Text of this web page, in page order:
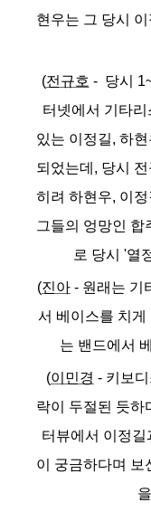
현우는 그 당시
(전규호 - 당시
터넷에서 기타
있는 이정길, 하
되었는데, 당시
히려 하현우, 이
그들의 엉망인 합
로 당시 '열
(진아 - 원래는 기
서 베이스를 치게
는 밴드에서
(이민경 - 키보
락이 두절된 듯하
터뷰에서 이정
이 궁금하다며 보